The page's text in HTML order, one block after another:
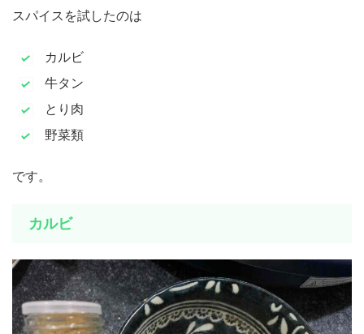
スパイスを試したのは
カルビ
牛タン
とり肉
野菜類
です。
カルビ